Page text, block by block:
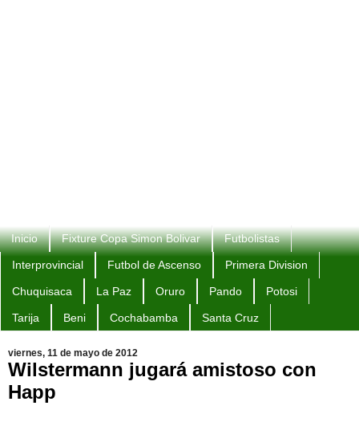
Inicio Fixture Copa Simon Bolivar Futbolistas
Interprovincial Futbol de Ascenso Primera Division
Chuquisaca La Paz Oruro Pando Potosi
Tarija Beni Cochabamba Santa Cruz
viernes, 11 de mayo de 2012
Wilstermann jugará amistoso con
Happ